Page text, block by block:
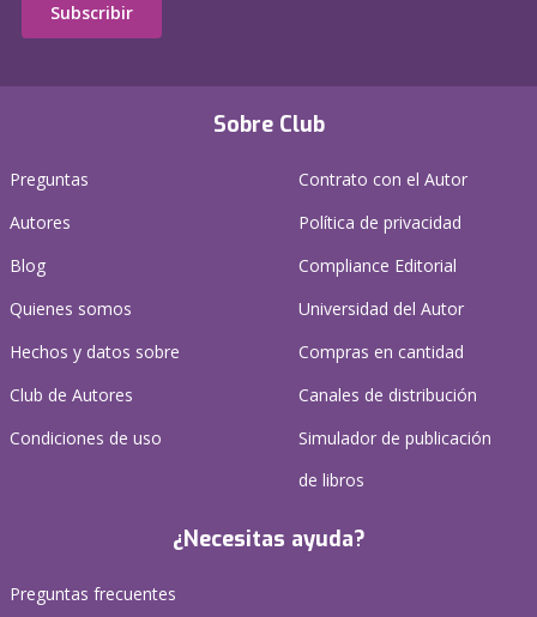
Sobre Club
Preguntas
Autores
Blog
Quienes somos
Hechos y datos sobre
Club de Autores
Condiciones de uso
Contrato con el Autor
Política de privacidad
Compliance Editorial
Universidad del Autor
Compras en cantidad
Canales de distribución
Simulador de publicación
de libros
¿Necesitas ayuda?
Preguntas frecuentes
Subscribir